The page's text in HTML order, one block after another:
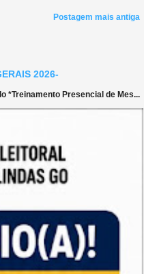
Postagem mais antiga
2026-
*Treinamento Presencial de Mes...